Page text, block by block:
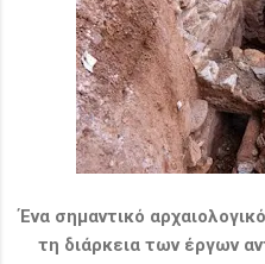
Ένα σημαντικό
τη διάρκεια των έργων